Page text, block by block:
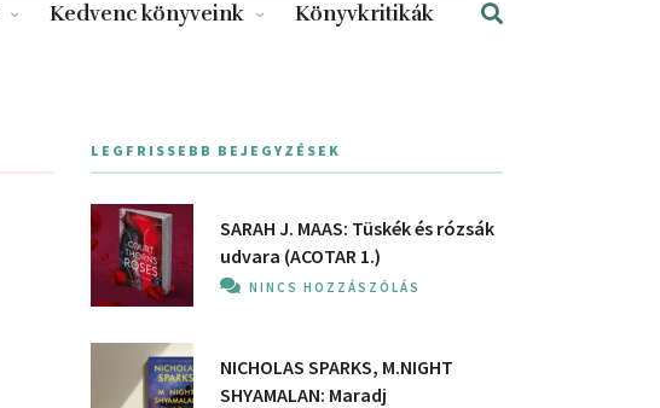
Kedvenc könyveink Könyvkritikák
LEGFRISSEBB BEJEGYZÉSEK
SARAH J. MAAS: Tüskék és rózsák
udvara (ACOTAR 1.)
NINCS HOZZÁSZÓLÁS
NICHOLAS SPARKS, M.NIGHT
SHYAMALAN: Maradj